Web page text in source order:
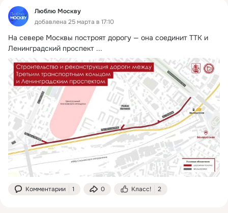
Люблю Москву
добавлена 25 марта в 17:10
На севере Москвы построят дорогу — она соединит ТТК и
Ленинградский проспект ...
Комментарии 1 0 Класс! 2